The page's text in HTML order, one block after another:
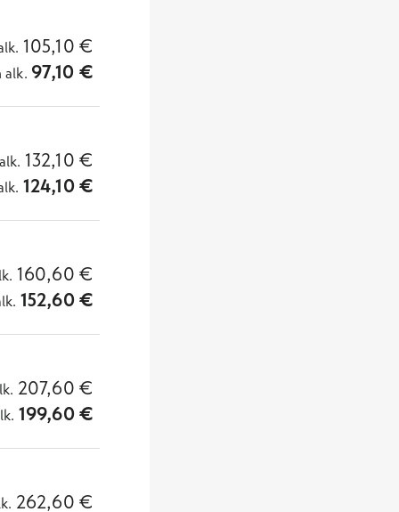
105,10 €
alk. 97,10 €
132,10 €
124,10€
160,60 €
152,60€
207,60 €
199,60€
262,60 €